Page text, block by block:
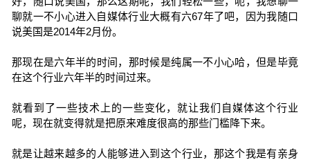
聊就一不小心进入自媒体行业大概有六67年了吧，因为我随口
说美国是2014年2月份。
那现在是六年半的时间，那时候是纯属一不小心哈，但是毕竟
在这个行业六年半的时间过来。
就看到了一些技术上的一些变化，就让我们自媒体这个行业
呢，现在就变得就是把原来难度很高的那些门槛降下来。
就是让越来越多的人能够进入到这个行业，那这个我是有亲身